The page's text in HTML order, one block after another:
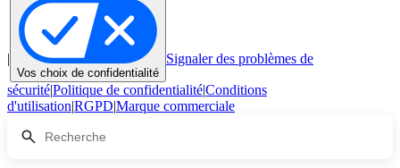
|
Vos choix de confidentialité
Signaler des problèmes de
sécurité|Politique de confidentialité|Conditions
d'utilisation|RGPD|Marque commerciale